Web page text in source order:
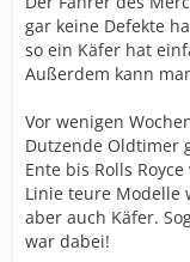
gar keine Defekte
so ein Käfer hat
Außerdem kann
Vor wenigen
Dutzende Oldtimer
Ente bis Rolls
Linie teure Modelle
aber auch Käfer.
war dabei!